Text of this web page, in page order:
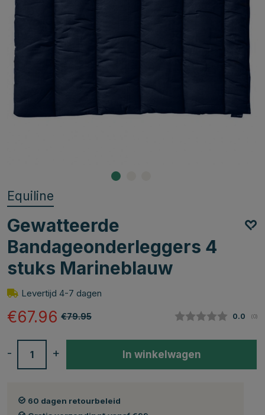
Equiline
Gewatteerde
Bandageonderleggers 4
stuks Marineblauw
Levertijd 4-7 dagen
€79.95
€67.96 0.0 (0)
+
- In winkelwagen
60 dagen retourbeleid